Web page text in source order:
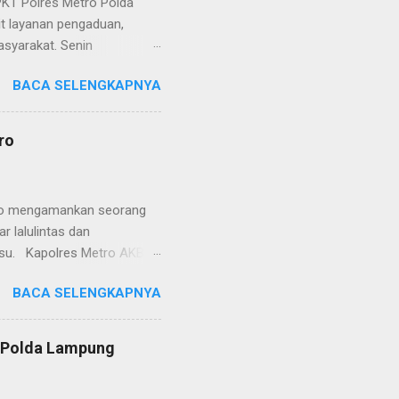
layanan pengaduan,
Senin
Kapolres Metro AKBP
memberikan
baik informasi
ketika telah
BACA SELENGKAPNYA
mengamankan seorang
lalulintas dan
Kapolres Metro AKBP
Taqwa, Jalan AH
Polres Metro
tepatnya di TL Taqwa
bongkar muat tepung
BACA SELENGKAPNYA
Lampung